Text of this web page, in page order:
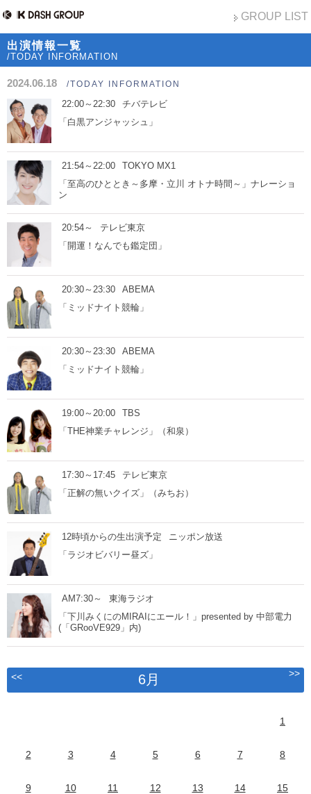
GROUP LIST
出演情報一覧
/TODAY INFORMATION
2024.06.18 /TODAY INFORMATION
22:00～22:30
チバテレビ
「白黒アンジャッシュ」
21:54～22:00
TOKYO MX1
「至高のひととき～多摩・立川 オトナ時間～」ナレーショ
ン
20:54～
テレビ東京
「開運！なんでも鑑定団」
20:30～23:30
ABEMA
「ミッドナイト競輪」
20:30～23:30
ABEMA
「ミッドナイト競輪」
19:00～20:00
TBS
「THE神業チャレンジ」（和泉）
17:30～17:45
テレビ東京
「正解の無いクイズ」（みちお）
12時頃からの生出演予定
ニッポン放送
「ラジオビバリー昼ズ」
AM7:30～
東海ラジオ
「下川みくにのMIRAIにエール！」presented by 中部電力
(「GRooVE929」内)
<< 6月 >>
1
2 3 4 5 6 7 8
9 10 11 12 13 14 15